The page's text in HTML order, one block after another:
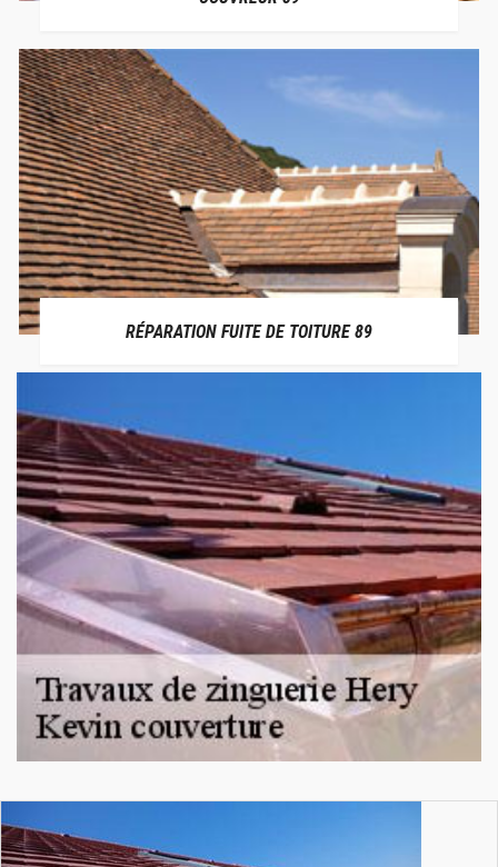
RÉPARATION FUITE DE TOITURE 89